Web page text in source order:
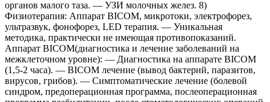
органов малого таза. — УЗИ молочных желез. 8)
Физиотерапия: Аппарат BICOM, микротоки, электрофорез,
ультразвук, фонофорез, LED терапия. — Уникальная
методика, практически не имеющая противопоказаний.
Аппарат BICOM(диагностика и лечение заболеваний на
межклеточном уровне): — Диагностика на аппарате BICOM
(1,5-2 часа). — BICOM лечение (вывод бактерий, паразитов,
вирусов, грибов). — Симптоматические лечение (болевой
синдром, предоперационная программа, послеоперационная